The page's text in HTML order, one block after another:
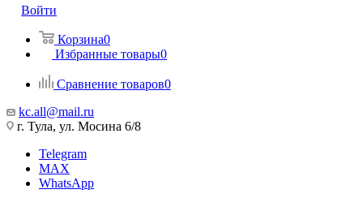
Войти
Корзина0
Избранные товары0
Сравнение товаров0
kc.all@mail.ru
г. Тула, ул. Мосина 6/8
Telegram
MAX
WhatsApp